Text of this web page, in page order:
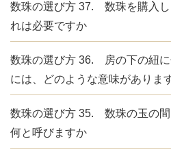
数珠の選び方 37. 数珠を購入し
れは必要ですか
数珠の選び方 36. 房の下の紐に
には、どのような意味がありま
数珠の選び方 35. 数珠の玉の
何と呼びますか